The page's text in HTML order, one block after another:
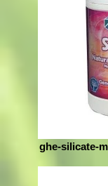
ghe-silicate-